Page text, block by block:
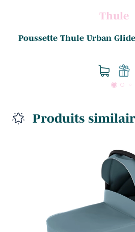
Thule
Poussette Thule Urban
Produits